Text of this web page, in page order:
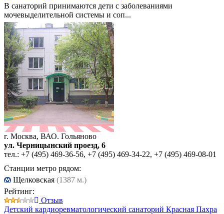
В санаторий принимаются дети с заболеваниями
мочевыделительной системы и соп...
г. Москва, ВАО. Гольяново
ул. Черницынский проезд, 6
тел.: +7 (495) 469-36-56, +7 (495) 469-34-22, +7 (495) 469-08-01
Станции метро рядом:
Щелковская (1387 м.)
Рейтинг:
Отзыв
Детский кардиоревматологический санаторий Красная Пахра